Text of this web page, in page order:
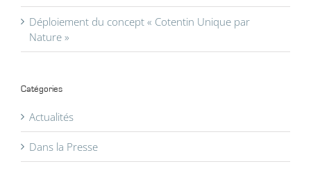
Déploiement du concept « Cotentin Unique par
Nature »
Catégories
Actualités
Dans la Presse